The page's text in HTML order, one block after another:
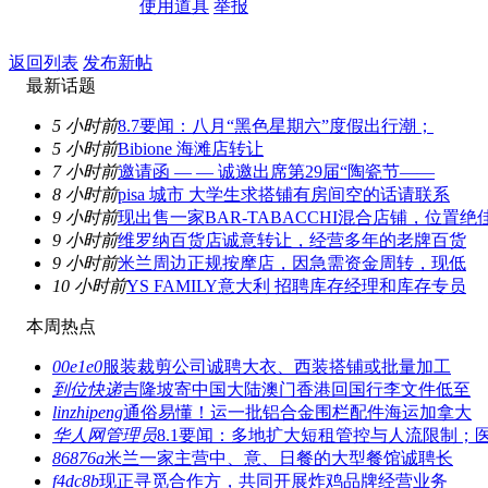
使用道具 举报
返回列表 发布新帖
最新话题
5 小时前8.7要闻：八月“黑色星期六”度假出行潮；
5 小时前Bibione 海滩店转让
7 小时前邀请函 — — 诚邀出席第29届“陶瓷节——
8 小时前pisa 城市 大学生求搭铺有房间空的话请联系
9 小时前现出售一家BAR-TABACCHI混合店铺，位置绝
9 小时前维罗纳百货店诚意转让，经营多年的老牌百货
9 小时前米兰周边正规按摩店，因急需资金周转，现低
10 小时前YS FAMILY意大利 招聘库存经理和库存专员
本周热点
00e1e0服装裁剪公司诚聘大衣、西装搭铺或批量加工
到位快递吉隆坡寄中国大陆澳门香港回国行李文件低至
linzhipeng通俗易懂！运一批铝合金围栏配件海运加拿大
华人网管理员8.1要闻：多地扩大短租管控与人流限制；
86876a米兰一家主营中、意、日餐的大型餐馆诚聘长
f4dc8b现正寻觅合作方，共同开展炸鸡品牌经营业务